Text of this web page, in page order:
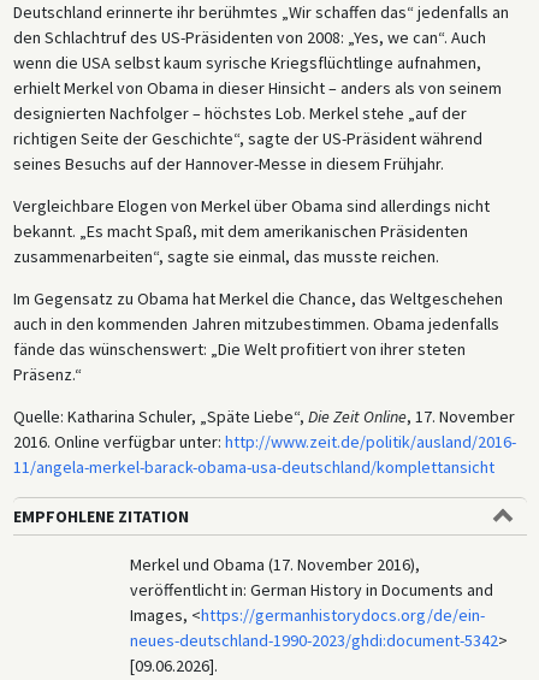
Deutschland erinnerte ihr berühmtes „Wir schaffen das“ jedenfalls an
den Schlachtruf des US-Präsidenten von 2008: „Yes, we can“. Auch
wenn die USA selbst kaum syrische Kriegsflüchtlinge aufnahmen,
erhielt Merkel von Obama in dieser Hinsicht – anders als von seinem
designierten Nachfolger – höchstes Lob. Merkel stehe „auf der
richtigen Seite der Geschichte“, sagte der US-Präsident während
seines Besuchs auf der Hannover-Messe in diesem Frühjahr.
Vergleichbare Elogen von Merkel über Obama sind allerdings nicht
bekannt. „Es macht Spaß, mit dem amerikanischen Präsidenten
zusammenarbeiten“, sagte sie einmal, das musste reichen.
Im Gegensatz zu Obama hat Merkel die Chance, das Weltgeschehen
auch in den kommenden Jahren mitzubestimmen. Obama jedenfalls
fände das wünschenswert: „Die Welt profitiert von ihrer steten
Präsenz.“
Quelle: Katharina Schuler, „Späte Liebe“, Die Zeit Online, 17. November
2016. Online verfügbar unter: http://www.zeit.de/politik/ausland/2016-
11/angela-merkel-barack-obama-usa-deutschland/komplettansicht
EMPFOHLENE ZITATION
Merkel und Obama (17. November 2016),
veröffentlicht in: German History in Documents and
Images, <https://germanhistorydocs.org/de/ein-
neues-deutschland-1990-2023/ghdi:document-5342>
[09.06.2026].